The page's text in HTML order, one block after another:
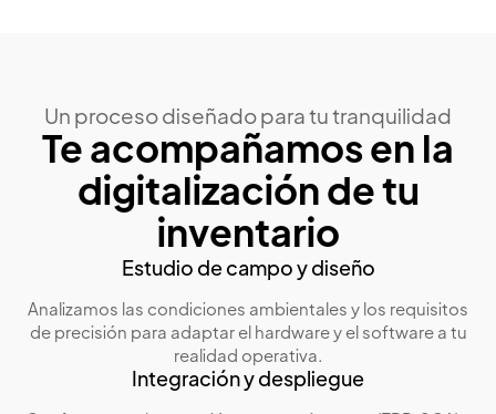
Un proceso diseñado para tu tranquilidad
Te acompañamos en la
digitalización de tu
inventario
Estudio de campo y diseño
Analizamos las condiciones ambientales y los requisitos
de precisión para adaptar el hardware y el software a tu
realidad operativa.
Integración y despliegue